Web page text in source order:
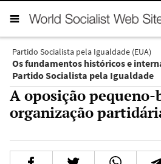
Partido Socialista pela Igualdade (EUA)
Os fundamentos históricos e
Partido Socialista pela Igualdade
A oposição pequeno-
organização